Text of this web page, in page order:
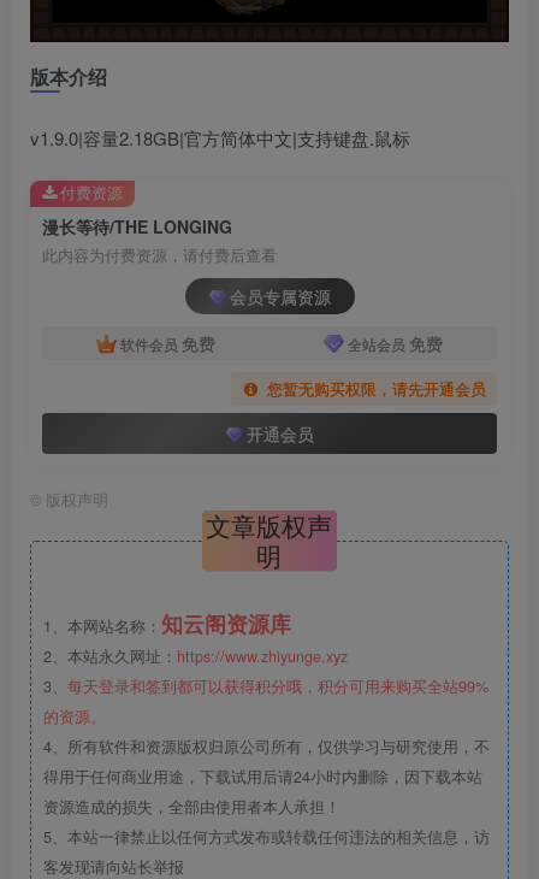
版本介绍
v1.9.0|容量2.18GB|官方简体中文|支持键盘.鼠标
漫长等待/THE LONGING
此内容为付费资源，请付费后查看
会员专属资源
软件会员 免费 全站会员 免费
您暂无购买权限，请先开通会员
开通会员
付费资源
© 版权声明
文章版权声
明
1、本网站名称： 知云阁资源库
2、本站永久网址： https://www.zhiyunge.xyz
3、 每天登录和签到都可以获得积分哦，积分可用来购买全站99%
的资源。
4、所有软件和资源版权归原公司所有，仅供学习与研究使用，不
得用于任何商业用途，下载试用后请24小时内删除，因下载本站
资源造成的损失，全部由使用者本人承担！
5、本站一律禁止以任何方式发布或转载任何违法的相关信息，访
客发现请向站长举报